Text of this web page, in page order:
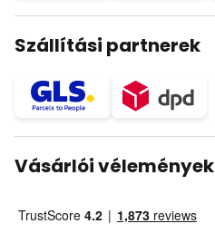
Szállítási partnerek
Vásárlói vélemények